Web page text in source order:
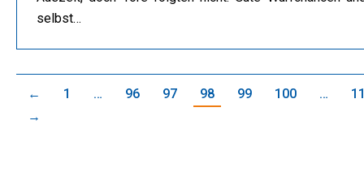
selbst…
← 1 … 96 97 98 99 100 …
→